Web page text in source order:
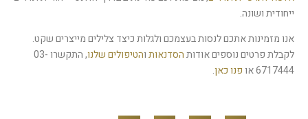
ייחודית ושונה.
אנו מזמינות אתכם לנסות בעצמכם ולגלות כיצד צלילים מייצרים שקט.
לקבלת פרטים נוספים אודותהסדנאותוהטיפולים שלנו
, התקשרו 03-
6717444 או
פנו כאן.